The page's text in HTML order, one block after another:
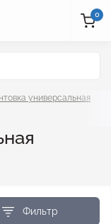
0
универсальная
Фильтр